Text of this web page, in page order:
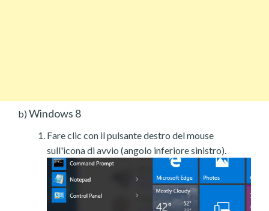
b) Windows 8
Fare clic con il pulsante destro del mouse
sull'icona di avvio (angolo inferiore sinistro).